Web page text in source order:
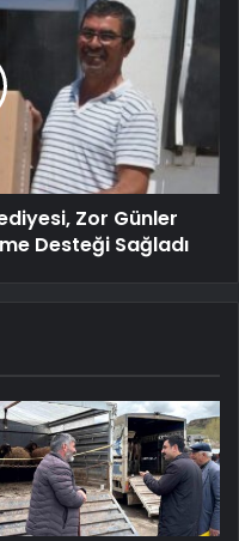
Zor Günler
Desteği Sağladı